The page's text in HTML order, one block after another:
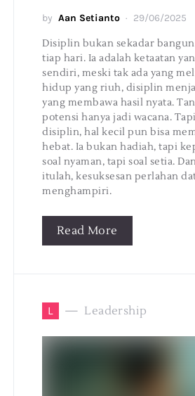
by Aan Setianto 29/06/2025
Disiplin bukan sekadar
tiap hari. Ia adalah ketaatan
sendiri, meski tak ada yang
hidup yang riuh, disiplin
yang membawa hasil nyata.
potensi hanya jadi wacana.
disiplin, hal kecil pun bisa
hebat. Ia bukan hadiah, tapi
soal nyaman, tapi soal setia.
itulah, kesuksesan perlahan
menghampiri.
Read More
L Leadership